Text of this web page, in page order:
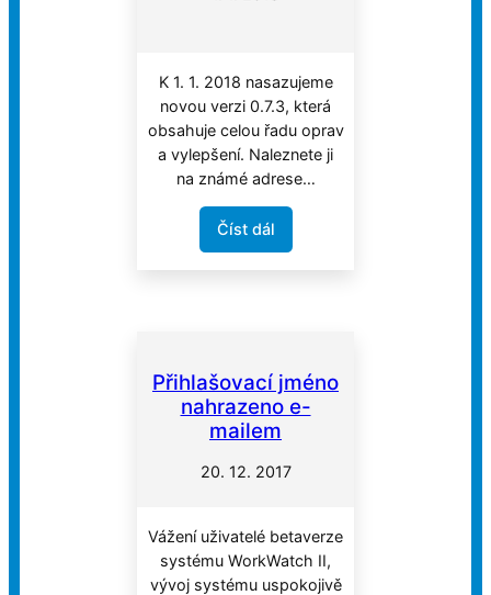
K 1. 1. 2018 nasazujeme
novou verzi 0.7.3, která
obsahuje celou řadu oprav
a vylepšení. Naleznete ji
na známé adrese…
Číst dál
Přihlašovací jméno
nahrazeno e-
mailem
20. 12. 2017
Vážení uživatelé betaverze
systému WorkWatch II,
vývoj systému uspokojivě